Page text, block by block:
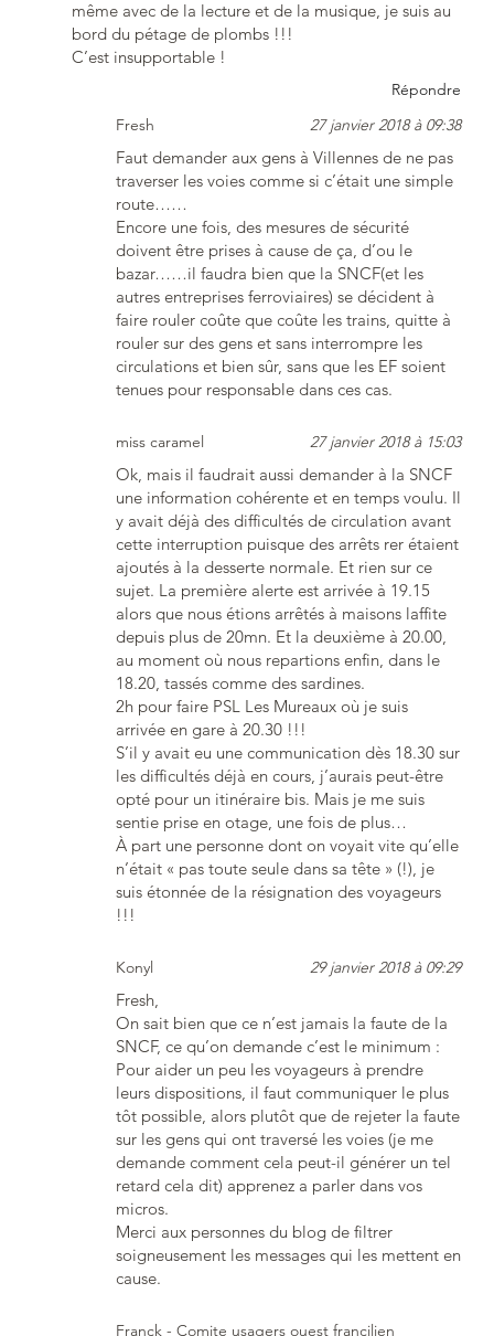
même avec de la lecture et de la musique, je suis au
bord du pétage de plombs !!!
C’est insupportable !
Répondre
Fresh
27 janvier 2018 à 09:38
Faut demander aux gens à Villennes de ne pas
traverser les voies comme si c’était une simple
route……
Encore une fois, des mesures de sécurité
doivent être prises à cause de ça, d’ou le
bazar……il faudra bien que la SNCF(et les
autres entreprises ferroviaires) se décident à
faire rouler coûte que coûte les trains, quitte à
rouler sur des gens et sans interrompre les
circulations et bien sûr, sans que les EF soient
tenues pour responsable dans ces cas.
miss caramel 27 janvier 2018 à 15:03
Ok, mais il faudrait aussi demander à la SNCF
une information cohérente et en temps voulu. Il
y avait déjà des difficultés de circulation avant
cette interruption puisque des arrêts rer étaient
ajoutés à la desserte normale. Et rien sur ce
sujet. La première alerte est arrivée à 19.15
alors que nous étions arrêtés à maisons laffite
depuis plus de 20mn. Et la deuxième à 20.00,
au moment où nous repartions enfin, dans le
18.20, tassés comme des sardines.
2h pour faire PSL Les Mureaux où je suis
arrivée en gare à 20.30 !!!
S’il y avait eu une communication dès 18.30 sur
les difficultés déjà en cours, j’aurais peut-être
opté pour un itinéraire bis. Mais je me suis
sentie prise en otage, une fois de plus…
À part une personne dont on voyait vite qu’elle
n’était « pas toute seule dans sa tête » (!), je
suis étonnée de la résignation des voyageurs
!!!
Konyl 29 janvier 2018 à 09:29
Fresh,
On sait bien que ce n’est jamais la faute de la
SNCF, ce qu’on demande c’est le minimum :
Pour aider un peu les voyageurs à prendre
leurs dispositions, il faut communiquer le plus
tôt possible, alors plutôt que de rejeter la faute
sur les gens qui ont traversé les voies (je me
demande comment cela peut-il générer un tel
retard cela dit) apprenez a parler dans vos
micros.
Merci aux personnes du blog de filtrer
soigneusement les messages qui les mettent en
cause.
Franck - Comite usagers ouest francilien